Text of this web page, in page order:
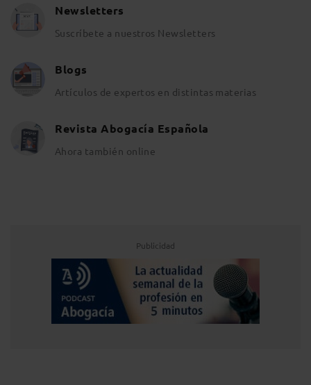
Newsletters
Suscríbete a nuestros Newsletters
Blogs
Artículos de expertos en distintas materias
Revista Abogacía Española
Ahora también online
Publicidad